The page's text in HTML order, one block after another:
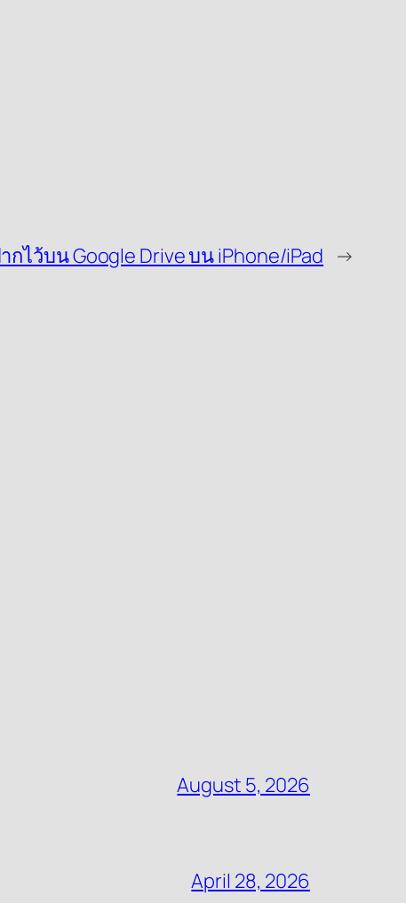
กไว้บน Google Drive บน iPhone/iPad →
August 5, 2026
April 28, 2026